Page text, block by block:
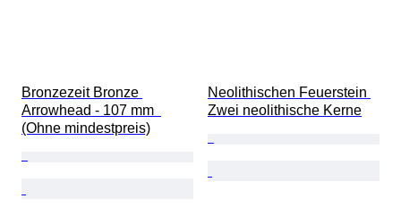
Bronzezeit Bronze
Arrowhead - 107 mm
(Ohne mindestpreis)
Neolithischen Feuerstein
Zwei neolithische Kerne